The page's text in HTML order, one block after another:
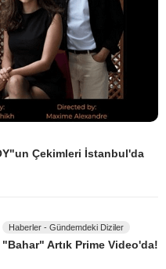
Çekimleri İstanbul'da
Haberler - Gündemdeki Diziler
"Bahar" Artık Prime Video'da!